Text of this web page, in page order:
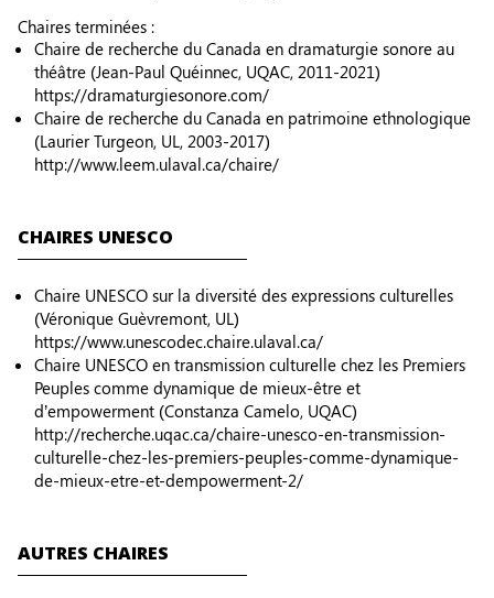
Chaires terminées :
Chaire de recherche du Canada en dramaturgie sonore au
théâtre (Jean-Paul Quéinnec, UQAC, 2011-2021)
https://dramaturgiesonore.com/
Chaire de recherche du Canada en patrimoine ethnologique
(Laurier Turgeon, UL, 2003-2017)
http://www.leem.ulaval.ca/chaire/
CHAIRES UNESCO
Chaire UNESCO sur la diversité des expressions culturelles
(Véronique Guèvremont, UL)
https://www.unescodec.chaire.ulaval.ca/
Chaire UNESCO en transmission culturelle chez les Premiers
Peuples comme dynamique de mieux-être et
d’empowerment (Constanza Camelo, UQAC)
http://recherche.uqac.ca/chaire-unesco-en-transmission-
culturelle-chez-les-premiers-peuples-comme-dynamique-
de-mieux-etre-et-dempowerment-2/
AUTRES CHAIRES